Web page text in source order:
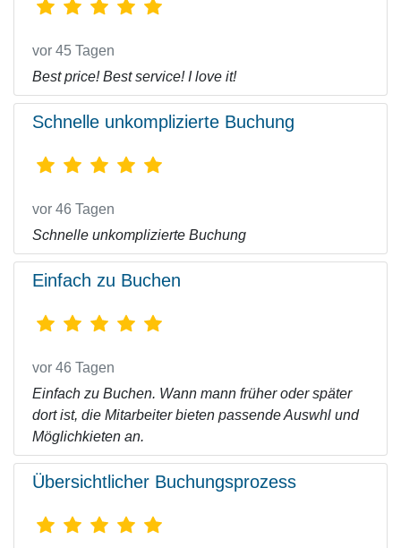
vor 45 Tagen
Best price! Best service! I love it!
Schnelle unkomplizierte Buchung
vor 46 Tagen
Schnelle unkomplizierte Buchung
Einfach zu Buchen
vor 46 Tagen
Einfach zu Buchen. Wann mann früher oder später
dort ist, die Mitarbeiter bieten passende Auswhl und
Möglichkieten an.
Übersichtlicher Buchungsprozess